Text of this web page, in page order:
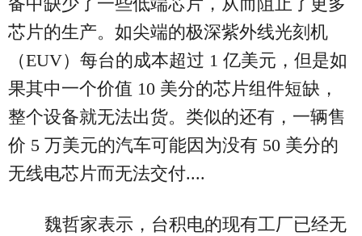
芯片的生产。如尖端的极深紫外线光刻机
（EUV）每台的成本超过 1 亿美元，但是如
果其中一个价值 10 美分的芯片组件短缺，
整个设备就无法出货。类似的还有，一辆售
价 5 万美元的汽车可能因为没有 50 美分的
无线电芯片而无法交付....
魏哲家表示，台积电的现有工厂已经无